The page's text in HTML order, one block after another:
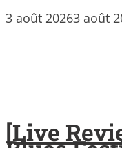
3 août 20263 août
[Live